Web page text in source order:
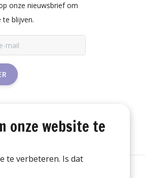
onze nieuwsbrief om
blijven.
onze website te
te verbeteren. Is dat